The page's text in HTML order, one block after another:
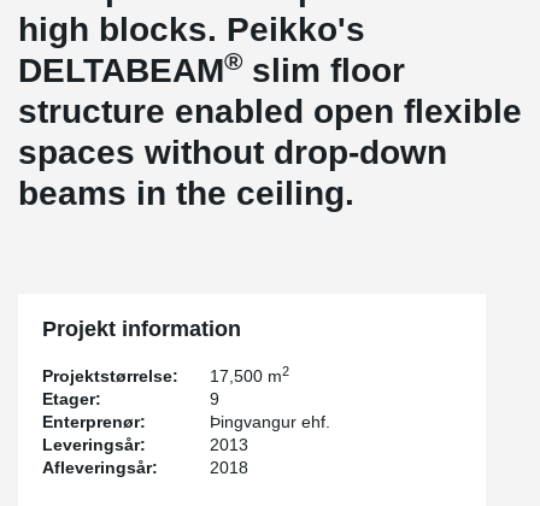
high blocks. Peikko's
DELTABEAM® slim floor
structure enabled open flexible
spaces without drop-down
beams in the ceiling.
Projekt information
Projektstørrelse: 17,500 m2
Etager:
9
Enterprenør:
Þingvangur ehf.
Leveringsår:
2013
Afleveringsår:
2018